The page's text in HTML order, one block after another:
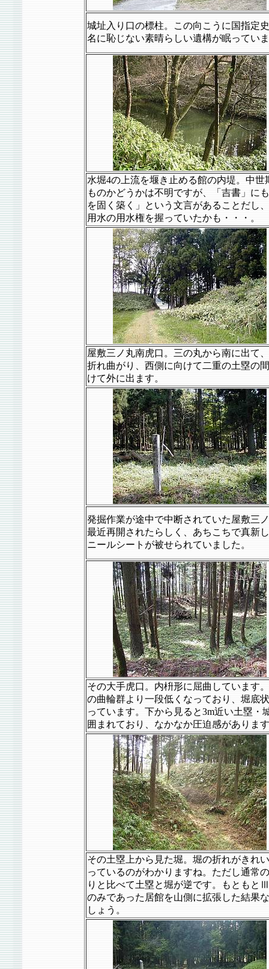
城址入り口の標柱。この向こうに国指定
名に恥じない素晴らしい遺構が眠ってい
水堀4の上流を堰き止める館の内堤。中世
ものかどうかは不明ですが、「吉書」に
を固く築く」という文言があることだし
用水の用水権を握っていたかも・・・。
屋敷三ノ丸南虎口。三の丸から南に出て
折れ曲がり、西側に向けて二重の土塁の
けて外に出ます。
発掘作業が途中で中断されていた屋敷三
最近再開されたらしく、あちこちで真新
ニールシートが被せられていました。
その大手虎口。内枡形に屈曲しています
の曲輪群より一段低くなっており、堀底
っています。下から見ると3m近い土塁・
囲まれており、なかなか圧迫感がありま
その土塁上から見た堀。堀の折れがきれ
っているのがわかりますね。ただし通常
りと比べて土塁と堀が逆です。もともと
のみであった居館を山側に拡張した結果
しょう。